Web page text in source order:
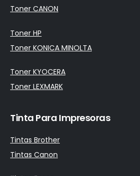
Toner CANON
Toner HP
Toner KONICA MINOLTA
Toner KYOCERA
Toner LEXMARK
Tinta Para Impresoras
Tintas Brother
Tintas Canon